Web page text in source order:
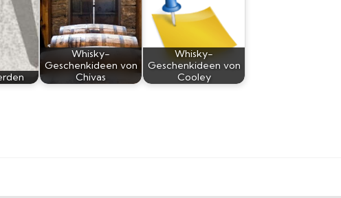
Whisky-
Geschenkideen von
Chivas
Whisky-
Geschenkideen von
Cooley